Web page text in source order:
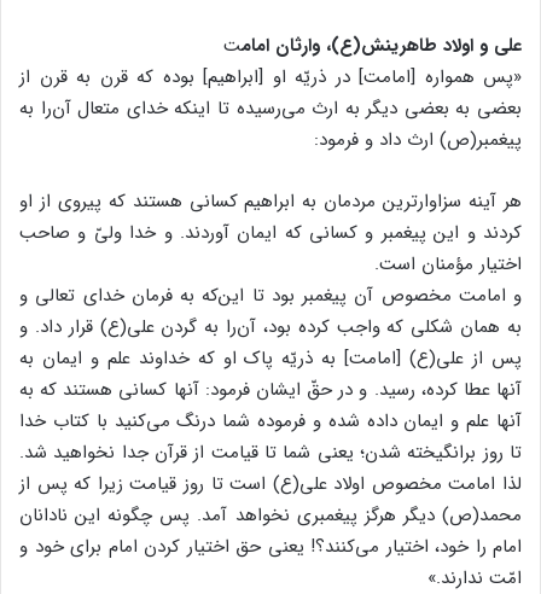
علی و اولاد طاهرینش(ع)، وارثان امامت
«پس همواره [امامت] در ذریّه او [ابراهیم] بوده که قرن به قرن از
بعضی به بعضی دیگر به ارث می‌رسیده تا اینکه خدای متعال آن‌را به
پیغمبر(ص) ارث داد و فرمود:
هر آینه سزاوارترین مردمان به ابراهیم کسانی هستند که پیروی از او
کردند و این پیغمبر و کسانی که ایمان آوردند. و خدا ولیّ و صاحب
اختیار مؤمنان است.
و امامت مخصوص آن پیغمبر بود تا این‌که به فرمان خدای تعالی و
به همان شکلی که واجب کرده بود، آن‌را به گردن علی(ع) قرار داد. و
پس از علی(ع) [امامت] به ذریّه پاک او که خداوند علم و ایمان به
آنها عطا کرده، رسید. و در حقّ ایشان فرمود: آنها کسانی هستند که به
آنها علم و ایمان داده شده و فرموده شما درنگ می‌کنید با کتاب خدا
تا روز برانگیخته شدن؛ یعنی شما تا قیامت از قرآن جدا نخواهید شد.
لذا امامت مخصوص اولاد علی(ع) است تا روز قیامت زیرا که پس از
محمد(ص) دیگر هرگز پیغمبری نخواهد آمد. پس چگونه این نادانان
امام را خود، اختیار می‌کنند؟! یعنی حق اختیار کردن امام برای خود و
امّت ندارند.»